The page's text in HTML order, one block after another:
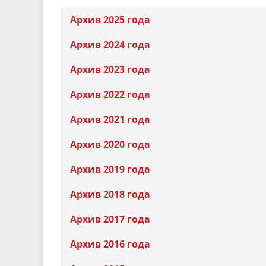
условий труда
Координационные и совещательные
органы
Результаты проверок
Архив 2025 года
Архив 2024 года
Архив 2023 года
Архив 2022 года
Архив 2021 года
Архив 2020 года
Архив 2019 года
Архив 2018 года
Архив 2017 года
Архив 2016 года